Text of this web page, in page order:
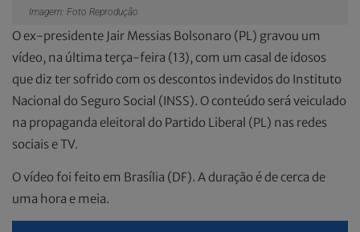
Imagem: Foto Reprodução
O ex-presidente Jair Messias Bolsonaro (PL) gravou um
vídeo, na última terça-feira (13), com um casal de idosos
que diz ter sofrido com os descontos indevidos do Instituto
Nacional do Seguro Social (INSS). O conteúdo será veiculado
na propaganda eleitoral do Partido Liberal (PL) nas redes
sociais e TV.
O vídeo foi feito em Brasília (DF). A duração é de cerca de
uma hora e meia.